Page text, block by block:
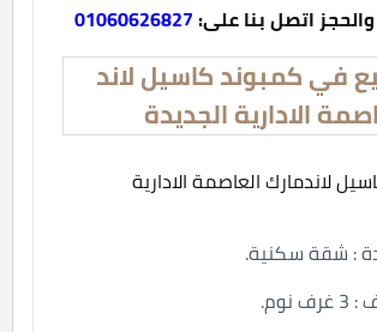
اتصل بنا على:01060626827
في كمبوند كاسيل لاند
الادارية الجديدة
: شقة سكنية.